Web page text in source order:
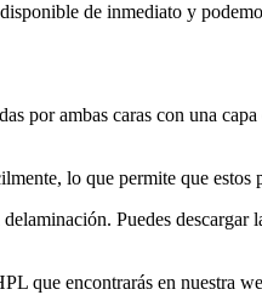
de inmediato y
por ambas caras con una
lo que permite que estos
Puedes
que encontrarás en